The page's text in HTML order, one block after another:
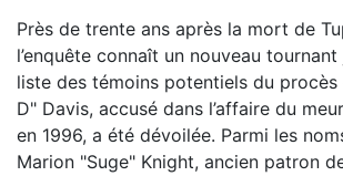
Près de trente ans après la mort de
l’enquête connaît un nouveau
liste des témoins potentiels du procès
D" Davis, accusé dans l’affaire du
en 1996, a été dévoilée. Parmi les
Marion "Suge" Knight, ancien patron